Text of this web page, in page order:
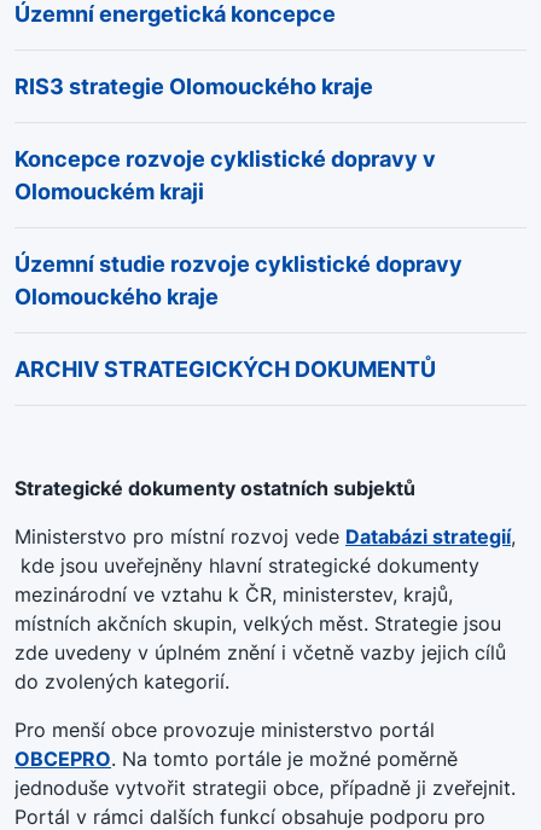
Územní energetická koncepce
RIS3 strategie Olomouckého kraje
Koncepce rozvoje cyklistické dopravy v
Olomouckém kraji
Územní studie rozvoje cyklistické dopravy
Olomouckého kraje
ARCHIV STRATEGICKÝCH DOKUMENTŮ
Strategické dokumenty ostatních subjektů
Ministerstvo pro místní rozvoj vede Databázi strategií,
kde jsou uveřejněny hlavní strategické dokumenty
mezinárodní ve vztahu k ČR, ministerstev, krajů,
místních akčních skupin, velkých měst. Strategie jsou
zde uvedeny v úplném znění i včetně vazby jejich cílů
do zvolených kategorií.
Pro menší obce provozuje ministerstvo portál
OBCEPRO. Na tomto portále je možné poměrně
jednoduše vytvořit strategii obce, případně ji zveřejnit.
Portál v rámci dalších funkcí obsahuje podporu pro